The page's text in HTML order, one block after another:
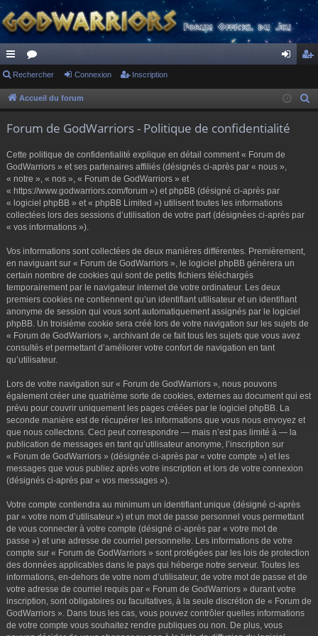
ac
co
s
or
u ne cri
Rechercher Connexion Inscription
Accueil du forum
Forum de GodWarriors - Politique de confidentialité
Cette politique de confidentialité explique en détail comment « Forum de
GodWarriors » et ses partenaires affiliés (désignés ci-après par « nous »,
« notre », « nos », « Forum de GodWarriors » et
« https://www.godwarriors.com/forum ») et phpBB (désigné ci-après par
« logiciel phpBB » et « phpBB Limited ») utilisent toutes les informations
collectées lors des sessions d’utilisation de votre part (désignées ci-après par
« vos informations »).
Vos informations sont collectées de deux manières différentes. Premièrement,
en naviguant sur « Forum de GodWarriors », le logiciel phpBB génèrera un
certain nombre de cookies qui sont de petits fichiers téléchargés
temporairement par le navigateur internet de votre ordinateur. Les deux
premiers cookies ne contiennent qu’un identifiant utilisateur et un identifiant
anonyme de session qui vous sont automatiquement assignés par le logiciel
phpBB. Un troisième cookie sera créé lors de votre navigation sur les sujets de
« Forum de GodWarriors », archivant de ce fait tous les sujets que vous avez
consultés et permettant d’améliorer votre confort de navigation en tant
qu’utilisateur.
Lors de votre navigation sur « Forum de GodWarriors », nous pouvons
également créer une quatrième sorte de cookies, externes au document qui est
prévu pour couvrir uniquement les pages créées par le logiciel phpBB. La
seconde manière est de récupérer les informations que vous nous envoyez et
que nous collectons. Ceci peut correspondre — mais n’est pas limité à — la
publication de messages en tant qu’utilisateur anonyme, l’inscription sur
« Forum de GodWarriors » (désignée ci-après par « votre compte ») et les
messages que vous publiez après votre inscription et lors de votre connexion
(désignés ci-après par « vos messages »).
Votre compte contiendra au minimum un identifiant unique (désigné ci-après
par « votre nom d’utilisateur ») et un mot de passe personnel vous permettant
de vous connecter à votre compte (désigné ci-après par « votre mot de
passe ») et une adresse de courriel personnelle. Les informations de votre
compte sur « Forum de GodWarriors » sont protégées par les lois de protection
des données applicables dans le pays qui héberge notre serveur. Toutes les
informations, en-dehors de votre nom d’utilisateur, de votre mot de passe et de
votre adresse de courriel requis par « Forum de GodWarriors » durant votre
inscription, sont obligatoires ou facultatives, à la seule discrétion de « Forum de
GodWarriors ». Dans tous les cas, vous pouvez contrôler quelles informations
de votre compte vous souhaitez rendre publiques ou non. De plus, vous